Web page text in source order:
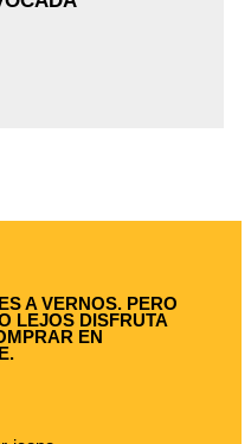
A VERNOS. PERO
LEJOS DISFRUTA
EN